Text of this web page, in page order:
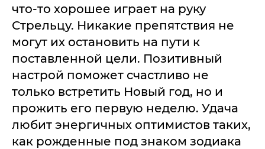
что-то хорошее играет на руку
Стрельцу. Никакие препятствия не
могут их остановить на пути к
поставленной цели. Позитивный
настрой поможет счастливо не
только встретить Новый год, но и
прожить его первую неделю. Удача
любит энергичных оптимистов таких,
как рожденные под знаком зодиака